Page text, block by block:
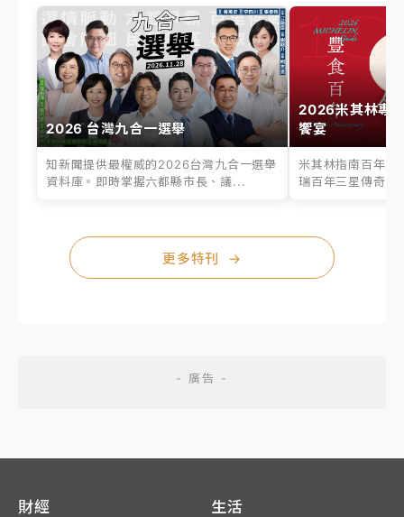
2026 台灣九合一選舉
知新聞提供最權威的2026台灣九合一選舉
資料庫。即時掌握六都縣市長、議...
2026米其林專
饗宴
米其林指南百年之
瑞百年三星傳奇、
更多特刊 →
財經 生活